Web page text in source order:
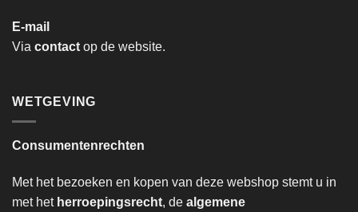
E-mail
Via contact op de website.
WETGEVING
Consumentenrechten
Met het bezoeken en kopen van deze webshop stemt u in
met het herroepingsrecht, de algemene